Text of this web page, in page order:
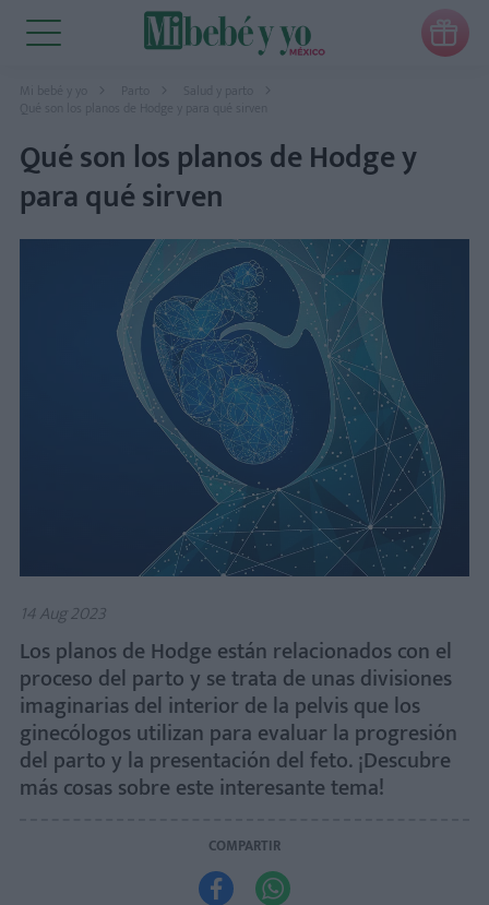

Mi bebé y yo Parto
Salud y parto
Qué son los planos de Hodge y para qué sirven
Qué son los planos de Hodge y
para qué sirven
14 Aug 2023
Los planos de Hodge están relacionados con el
proceso del parto y se trata de unas divisiones
imaginarias del interior de la pelvis que los
ginecólogos utilizan para evaluar la progresión
del parto y la presentación del feto. ¡Descubre
más cosas sobre este interesante tema!
COMPARTIR
 